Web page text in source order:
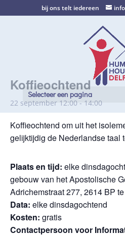
bij ons telt iedereen
Selecteer een pagina
Koffieochtend
22 september 12:00 - 14:00
Koffieochtend om uit het
gelijktijdig de Nederlandse taal
Plaats en tijd: elke
gebouw van het Apostolische
Adrichemstraat 277, 2614 BP
Data: elke dinsdagochtend
Kosten: gratis
Contactpersoon voor